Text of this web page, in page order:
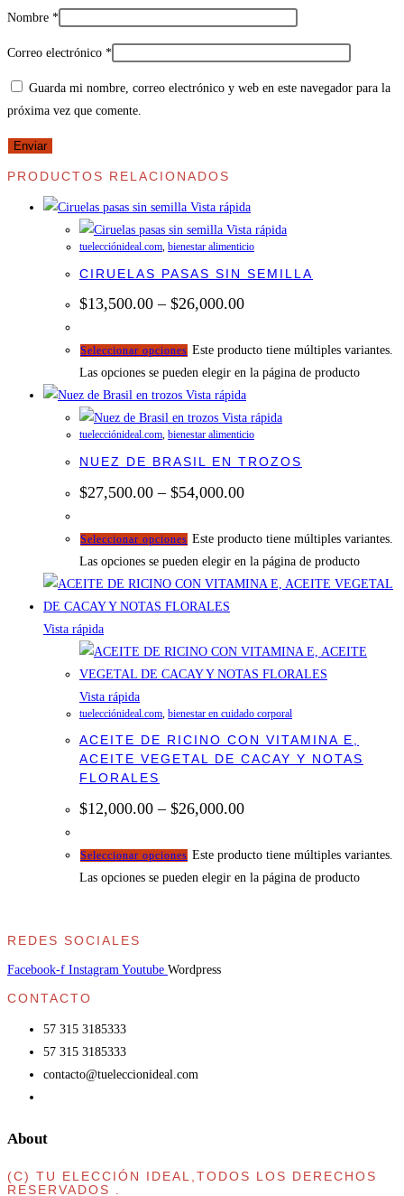
Nombre *
Correo electrónico *
Guarda mi nombre, correo electrónico y web en este navegador para la
próxima vez que comente.
PRODUCTOS RELACIONADOS
Vista rápida
Vista rápida
tuelecciónideal.com, bienestar alimenticio
CIRUELAS PASAS SIN SEMILLA
$13,500.00 – $26,000.00
Seleccionar opciones Este producto tiene múltiples variantes.
Las opciones se pueden elegir en la página de producto
Vista rápida
Vista rápida
tuelecciónideal.com, bienestar alimenticio
NUEZ DE BRASIL EN TROZOS
$27,500.00 – $54,000.00
Seleccionar opciones Este producto tiene múltiples variantes.
Las opciones se pueden elegir en la página de producto
Vista rápida
Vista rápida
tuelecciónideal.com bienestar en cuidado corporal
ACEITE DE RICINO CON VITAMINA E,
ACEITE VEGETAL DE CACAY Y NOTAS
FLORALES
$12,000.00 – $26,000.00
Seleccionar opciones Este producto tiene múltiples variantes.
Las opciones se pueden elegir en la página de producto
REDES SOCIALES
Facebook-f Instagram Youtube Wordpress
CONTACTO
57 315 3185333
57 315 3185333
contacto@tueleccionideal.com
About
(C) TU ELECCIÓN IDEAL,TODOS LOS DERECHOS
RESERVADOS .